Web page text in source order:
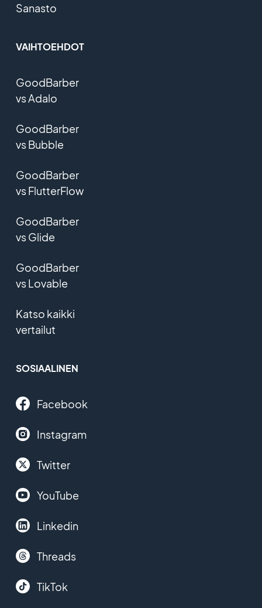
Sanasto
VAIHTOEHDOT
GoodBarber
vs Adalo
GoodBarber
vs Bubble
GoodBarber
vs FlutterFlow
GoodBarber
vs Glide
GoodBarber
vs Lovable
Katso kaikki
vertailut
SOSIAALINEN
Facebook
Instagram
Twitter
YouTube
Linkedin
Threads
TikTok